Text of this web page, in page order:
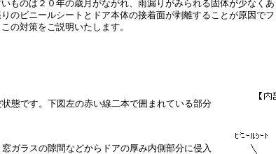
ものは２０年の歳月がながれ、雨漏りがみられる固体が少なくあ
のビニールシートとドア本体の接着面が剥離することが原因で
の対策をご説明いたします。
態です。下図左の赤い線二本で囲まれている部分
ガラスの隙間などからドアの厚み内側部分に侵入